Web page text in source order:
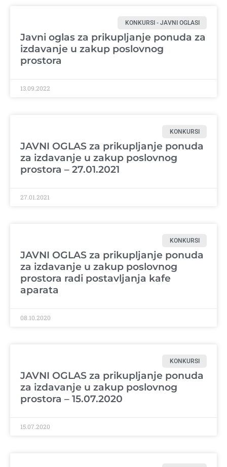
KONKURSI - JAVNI OGLASI
Javni oglas za prikupljanje ponuda za
izdavanje u zakup poslovnog
prostora
13.09.2022
KONKURSI
JAVNI OGLAS za prikupljanje ponuda
za izdavanje u zakup poslovnog
prostora – 27.01.2021
27.01.2021
KONKURSI
JAVNI OGLAS za prikupljanje ponuda
za izdavanje u zakup poslovnog
prostora radi postavljanja kafe
aparata
08.10.2020
KONKURSI
JAVNI OGLAS za prikupljanje ponuda
za izdavanje u zakup poslovnog
prostora – 15.07.2020
15.07.2020